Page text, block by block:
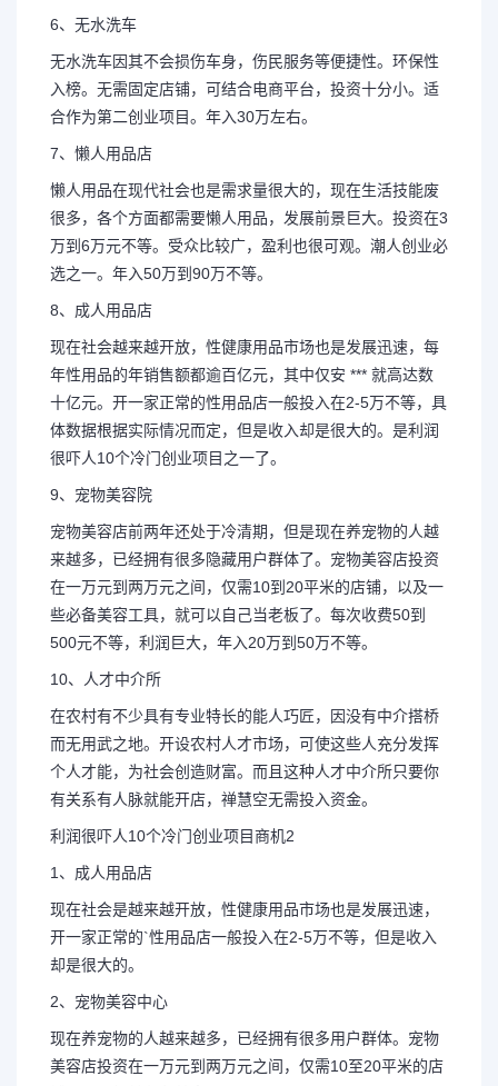
6、无水洗车
无水洗车因其不会损伤车身，伤民服务等便捷性。环保性
入榜。无需固定店铺，可结合电商平台，投资十分小。适
合作为第二创业项目。年入30万左右。
7、懒人用品店
懒人用品在现代社会也是需求量很大的，现在生活技能废
很多，各个方面都需要懒人用品，发展前景巨大。投资在3
万到6万元不等。受众比较广，盈利也很可观。潮人创业必
选之一。年入50万到90万不等。
8、成人用品店
现在社会越来越开放，性健康用品市场也是发展迅速，每
年性用品的年销售额都逾百亿元，其中仅安 *** 就高达数
十亿元。开一家正常的性用品店一般投入在2-5万不等，具
体数据根据实际情况而定，但是收入却是很大的。是利润
很吓人10个冷门创业项目之一了。
9、宠物美容院
宠物美容店前两年还处于冷清期，但是现在养宠物的人越
来越多，已经拥有很多隐藏用户群体了。宠物美容店投资
在一万元到两万元之间，仅需10到20平米的店铺，以及一
些必备美容工具，就可以自己当老板了。每次收费50到
500元不等，利润巨大，年入20万到50万不等。
10、人才中介所
在农村有不少具有专业特长的能人巧匠，因没有中介搭桥
而无用武之地。开设农村人才市场，可使这些人充分发挥
个人才能，为社会创造财富。而且这种人才中介所只要你
有关系有人脉就能开店，禅慧空无需投入资金。
利润很吓人10个冷门创业项目商机2
1、成人用品店
现在社会是越来越开放，性健康用品市场也是发展迅速，
开一家正常的`性用品店一般投入在2-5万不等，但是收入
却是很大的。
2、宠物美容中心
现在养宠物的人越来越多，已经拥有很多用户群体。宠物
美容店投资在一万元到两万元之间，仅需10至20平米的店